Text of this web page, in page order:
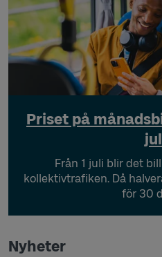
Priset på
Från 1 juli blir det
kollektivtrafiken. Då
för 30
Nyheter